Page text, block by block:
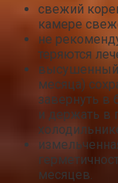
свежий
камере
не
теряются
высушенный
месяца)
завернуть в
и держать в
месяцев.